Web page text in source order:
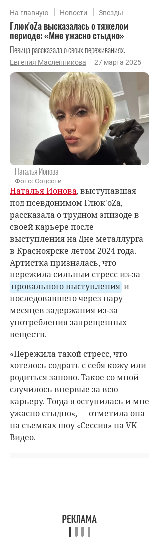
На главную | Новости | Звезды
Глюк'оZа высказалась о тяжелом
периоде: «Мне ужасно стыдно»
Певица рассказала о своих переживаниях.
Евгения Масленникова 27 марта 2025
Наталья Ионова
Фото: Соцсети
Наталья Ионова, выступавшая
под псевдонимом Глюк'oZa,
рассказала о трудном эпизоде в
своей карьере после
выступления на Дне металлурга
в Красноярске летом 2024 года.
Артистка призналась, что
пережила сильный стресс из-за
провального выступления и
последовавшего через пару
месяцев задержания из-за
употребления запрещенных
веществ.
«Пережила такой стресс, что
хотелось содрать с себя кожу или
родиться заново. Такое со мной
случилось впервые за всю
карьеру. Тогда я оступилась и мне
ужасно стыдно«, — отметила она
на съемках шоу «Сессия» на VK
Видео.